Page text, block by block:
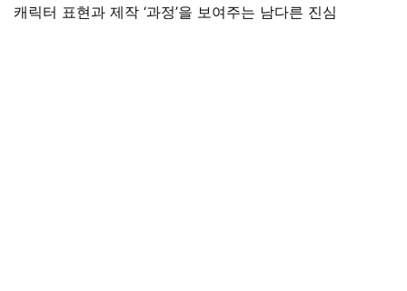
캐릭터 표현과 제작 ‘과정’을 보여주는 남다른 진심